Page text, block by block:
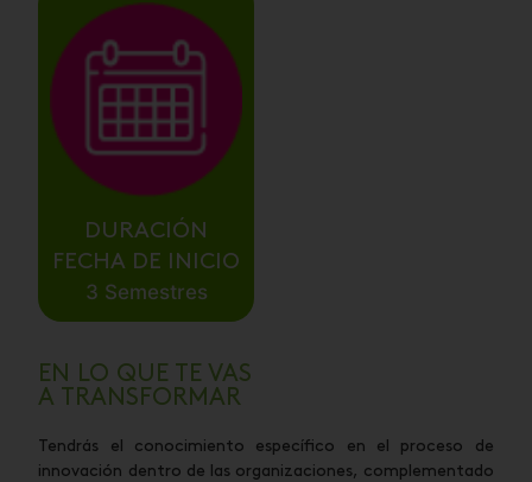
DURACIÓN
FECHA DE INICIO
3 Semestres
EN LO QUE TE VAS
A TRANSFORMAR
Tendrás el conocimiento específico en el proceso de
innovación dentro de las organizaciones, complementado